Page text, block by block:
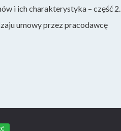
i ich charakterystyka – część 2.
umowy przez pracodawcę